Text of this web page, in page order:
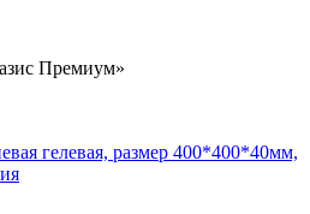
Премиум»
гелевая, размер 400*400*40мм,